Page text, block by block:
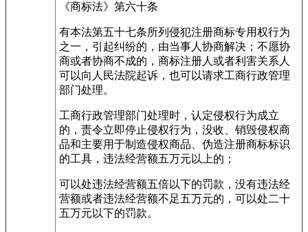
《商标法》第六十条
有本法第五十七条所列侵犯注册商标专用权行为
之一，引起纠纷的，由当事人协商解决；不愿协
商或者协商不成的，商标注册人或者利害关系人
可以向人民法院起诉，也可以请求工商行政管理
部门处理。
工商行政管理部门处理时，认定侵权行为成立
的，责令立即停止侵权行为，没收、销毁侵权商
品和主要用于制造侵权商品、伪造注册商标标识
的工具，违法经营额五万元以上的；
可以处违法经营额五倍以下的罚款，没有违法经
营额或者违法经营额不足五万元的，可以处二十
五万元以下的罚款。